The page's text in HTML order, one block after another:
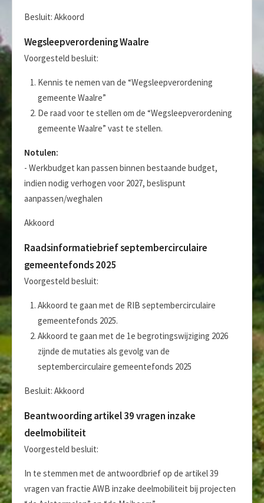
Besluit: Akkoord
Wegsleepverordening Waalre
Voorgesteld besluit:
Kennis te nemen van de “Wegsleepverordening
gemeente Waalre”
De raad voor te stellen om de “Wegsleepverordening
gemeente Waalre” vast te stellen.
Notulen:
- Werkbudget kan passen binnen bestaande budget,
indien nodig verhogen voor 2027, beslispunt
aanpassen/weghalen
Akkoord
Raadsinformatiebrief septembercirculaire
gemeentefonds 2025
Voorgesteld besluit:
Akkoord te gaan met de RIB septembercirculaire
gemeentefonds 2025.
Akkoord te gaan met de 1e begrotingswijziging 2026
zijnde de mutaties als gevolg van de
septembercirculaire gemeentefonds 2025
Besluit: Akkoord
Beantwoording artikel 39 vragen inzake
deelmobiliteit
Voorgesteld besluit:
In te stemmen met de antwoordbrief op de artikel 39
vragen van fractie AWB inzake deelmobiliteit bij projecten